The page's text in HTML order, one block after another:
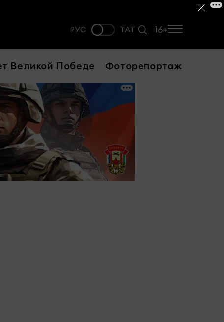
РУС ТАТ 16+
Великой Победе Фоторепортаж